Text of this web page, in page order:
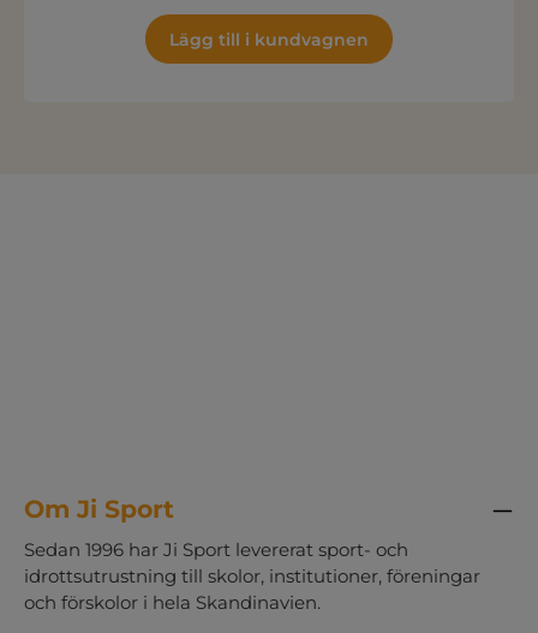
Lägg till i kundvagnen
Om Ji Sport
Sedan 1996 har Ji Sport levererat sport- och
idrottsutrustning till skolor, institutioner, föreningar
och förskolor i hela Skandinavien.